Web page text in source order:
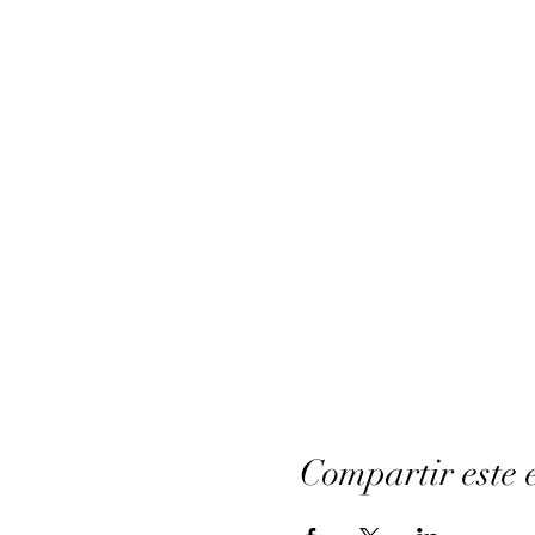
Compartir este